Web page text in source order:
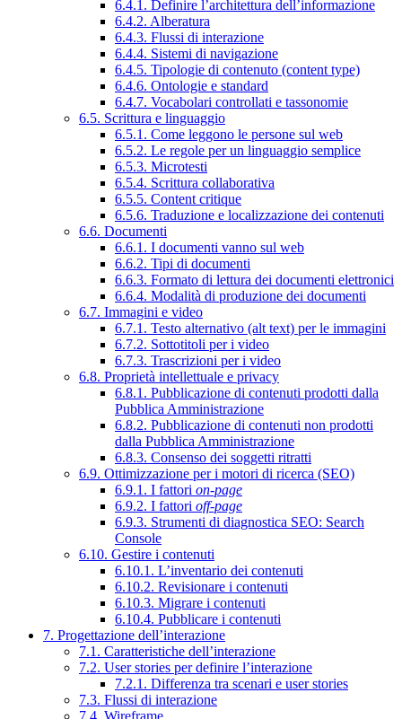
6.4.1. Definire l’architettura dell’informazione
6.4.2. Alberatura
6.4.3. Flussi di interazione
6.4.4. Sistemi di navigazione
6.4.5. Tipologie di contenuto (content type)
6.4.6. Ontologie e standard
6.4.7. Vocabolari controllati e tassonomie
6.5. Scrittura e linguaggio
6.5.1. Come leggono le persone sul web
6.5.2. Le regole per un linguaggio semplice
6.5.3. Microtesti
6.5.4. Scrittura collaborativa
6.5.5. Content critique
6.5.6. Traduzione e localizzazione dei contenuti
6.6. Documenti
6.6.1. I documenti vanno sul web
6.6.2. Tipi di documenti
6.6.3. Formato di lettura dei documenti elettronici
6.6.4. Modalità di produzione dei documenti
6.7. Immagini e video
6.7.1. Testo alternativo (alt text) per le immagini
6.7.2. Sottotitoli per i video
6.7.3. Trascrizioni per i video
6.8. Proprietà intellettuale e privacy
6.8.1. Pubblicazione di contenuti prodotti dalla
Pubblica Amministrazione
6.8.2. Pubblicazione di contenuti non prodotti
dalla Pubblica Amministrazione
6.8.3. Consenso dei soggetti ritratti
6.9. Ottimizzazione per i motori di ricerca (SEO)
6.9.1. I fattori on-page
6.9.2. I fattori off-page
6.9.3. Strumenti di diagnostica SEO: Search
Console
6.10. Gestire i contenuti
6.10.1. L’inventario dei contenuti
6.10.2. Revisionare i contenuti
6.10.3. Migrare i contenuti
6.10.4. Pubblicare i contenuti
7. Progettazione dell’interazione
7.1. Caratteristiche dell’interazione
7.2. User stories per definire l’interazione
7.2.1. Differenza tra scenari e user stories
7.3. Flussi di interazione
7.4. Wireframe